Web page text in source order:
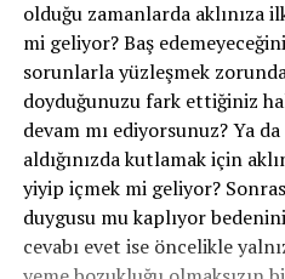
olduğu zamanlarda aklınıza
mi geliyor? Baş
sorunlarla yüzleşmek zorunda
doyduğunuzu fark ettiğiniz
devam mı ediyorsunuz? Ya
aldığınızda kutlamak için
yiyip içmek mi geliyor?
duygusu mu kaplıyor
cevabı evet ise öncelikle